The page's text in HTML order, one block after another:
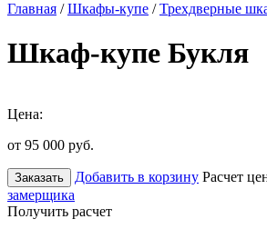
Главная /Шкафы-купе /Трехдверные
Шкаф-купе Букля
Цена:
от 95 000 руб.
Заказать Добавить в корзину Расчет
замерщика
Получить расчет